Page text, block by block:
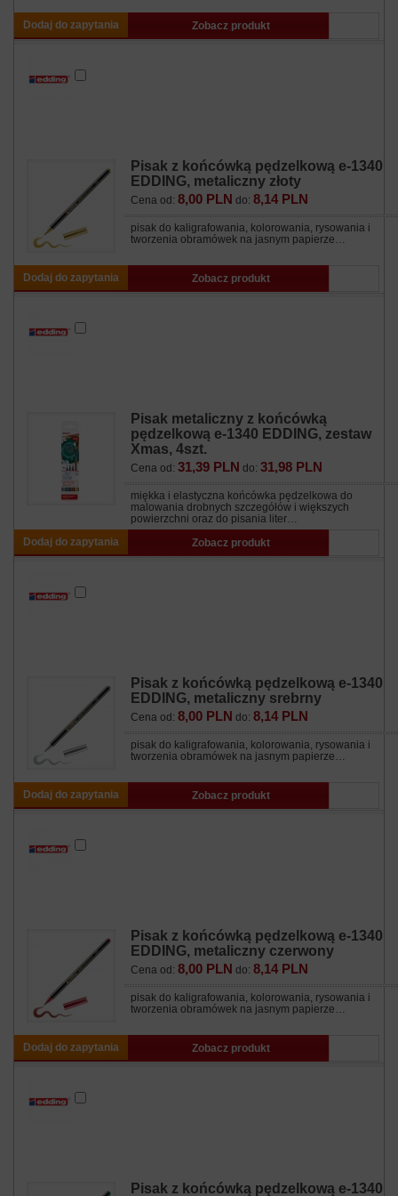
Dodaj do zapytania Zobacz produkt
Pisak z końcówką pędzelkową e-1340
EDDING, metaliczny złoty
Cena od: 8,00 PLN do: 8,14 PLN
pisak do kaligrafowania, kolorowania, rysowania i
tworzenia obramówek na jasnym papierze…
Dodaj do zapytania Zobacz produkt
Pisak metaliczny z końcówką
pędzelkową e-1340 EDDING, zestaw
Xmas, 4szt.
Cena od: 31,39 PLN do: 31,98 PLN
miękka i elastyczna końcówka pędzelkowa do
malowania drobnych szczegółów i większych
powierzchni oraz do pisania liter…
Dodaj do zapytania
Zobacz produkt
Pisak z końcówką pędzelkową e-1340
EDDING, metaliczny srebrny
Cena od: 8,00 PLN do: 8,14 PLN
pisak do kaligrafowania, kolorowania, rysowania i
tworzenia obramówek na jasnym papierze…
Dodaj do zapytania Zobacz produkt
Pisak z końcówką pędzelkową e-1340
EDDING, metaliczny czerwony
Cena od: 8,00 PLN do: 8,14 PLN
pisak do kaligrafowania, kolorowania, rysowania i
tworzenia obramówek na jasnym papierze…
Dodaj do zapytania Zobacz produkt
Pisak z końcówką pędzelkową e-1340